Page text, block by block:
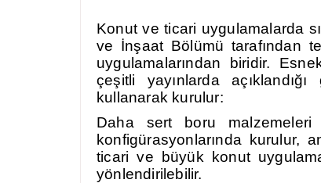
Konut ve ticari uygulamalarda
ve İnşaat Bölümü tarafından
uygulamalarından biridir.
çeşitli yayınlarda
kullanarak kurulur:
Daha sert boru
konfigürasyonlarında kurulur,
ticari ve büyük konut
yönlendirilebilir.